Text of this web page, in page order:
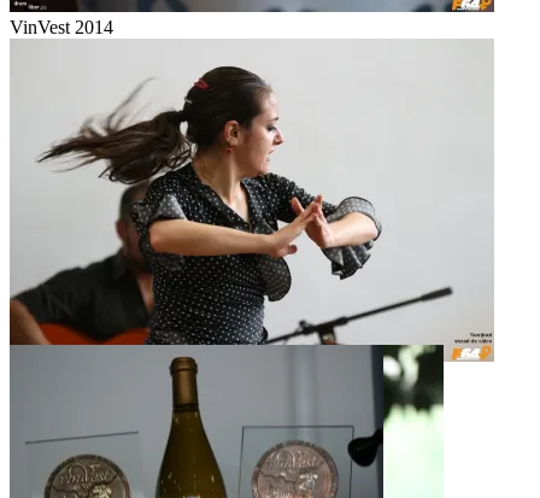
VinVest 2014
Flamenco la VinVest 2014